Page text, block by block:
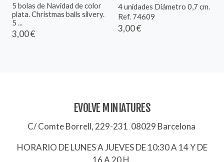
5 bolas de Navidad de color
plata. Christmas balls silvery.
5 ...
3,00 €
4 unidades Diámetro 0,7 cm.
Ref. 74609
3,00 €
EVOLVE MINIATURES
C/ Comte Borrell, 229-231 08029 Barcelona
HORARIO DE LUNES A JUEVES DE 10:30 A 14 Y DE
16 A 20 H.